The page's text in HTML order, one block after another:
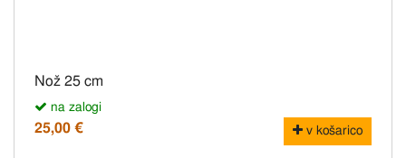
Nož 25 cm
na zalogi
25,00 € v košarico